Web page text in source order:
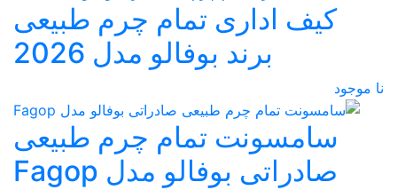
کیف اداری تمام چرم طبیعی
برند بوفالو مدل 2026
نا موجود
سامسونت تمام چرم طبیعی
صادراتی بوفالو مدل Fagop